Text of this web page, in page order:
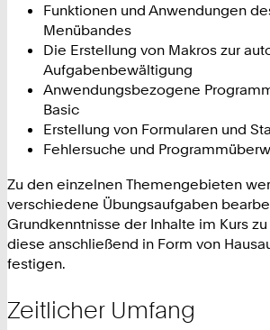
Funktionen und Anwendungen
Menübandes
Die Erstellung von Makros zur
Aufgabenbewältigung
Anwendungsbezogene
Basic
Erstellung von Formularen und
Fehlersuche und
Zu den einzelnen Themengebieten
verschiedene Übungsaufgaben
Grundkenntnisse der Inhalte im Kurs
diese anschließend in Form von
festigen.
Zeitlicher Umfang